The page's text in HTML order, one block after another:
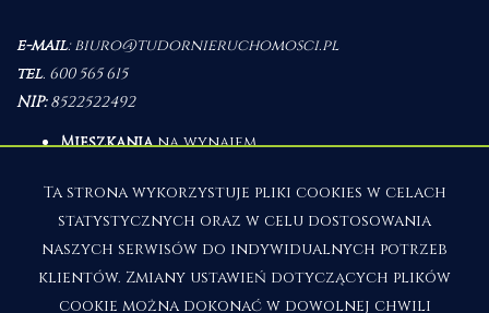
e-mail:biuro@tudornieruchomosci.pl
tel. 600 565 615
NIP:8522522492
Mieszkaniana wynajem
Działki na wynajem
Lokalena wynajem
Halena wynajem
Obiektyna wynajem
Mieszkaniana sprzedaż
Domyna sprzedaż
Ta strona wykorzystuje pliki cookies w celach
statystycznych oraz w celu dostosowania
naszych serwisów do indywidualnych potrzeb
klientów. Zmiany ustawień dotyczących plików
cookie można dokonać w dowolnej chwili